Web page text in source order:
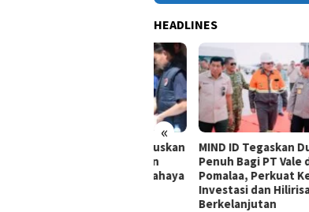
HEADLINES
«
MIND ID Tegaskan Dukungan
Penuh Bagi PT Vale di
Pomalaa, Perkuat Kepastian
Investasi dan Hilirisasi
Berkelanjutan